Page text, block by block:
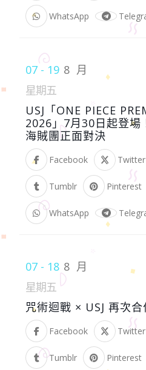
WhatsApp
07 - 19 8 月
星期五
USJ「ONE PIECE
2026」7月30日起登場
海賊團正面對決
Facebook Twitter
Tumblr Pinterest
WhatsApp
07 - 18 8 月
星期五
咒術迴戰 × USJ 再次
Facebook Twitter
Tumblr Pinterest